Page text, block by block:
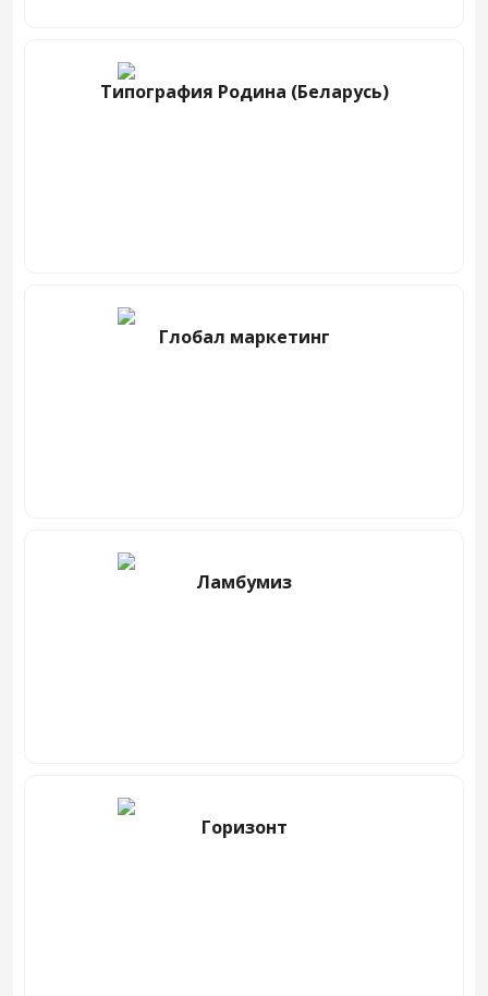
Типография Родина (Беларусь)
Глобал маркетинг
Ламбумиз
Горизонт